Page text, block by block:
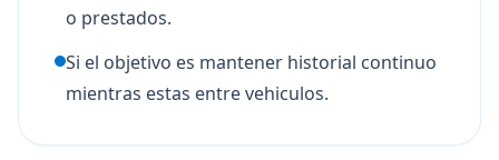
o prestados.
Si el objetivo es mantener historial continuo
mientras estas entre vehiculos.